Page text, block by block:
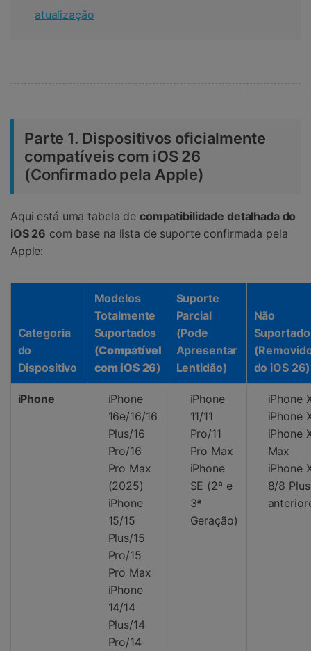
atualização
Parte 1. Dispositivos oficialmente
compatíveis com iOS 26
(Confirmado pela Apple)
Aqui está uma tabela de compatibilidade detalhada do
iOS 26 com base na lista de suporte confirmada pela
Apple:
Categoria
do
Dispositivo
Modelos
Totalmente
Suportados
(Compatível
com iOS 26)
Suporte
Parcial
(Pode
Apresentar
Lentidão)
Não
Suportado
do iOS 26)
iPhone
iPhone
16e/16/16
Plus/16
Pro/16
Pro Max
(2025)
iPhone
15/15
Plus/15
Pro/15
Pro Max
iPhone
14/14
Plus/14
Pro/14
iPhone
11/11
Pro/11
Pro Max
iPhone
SE (2ª e
3ª
Geração)
iPhone
iPhone
iPhone
Max
iPhone
8/8